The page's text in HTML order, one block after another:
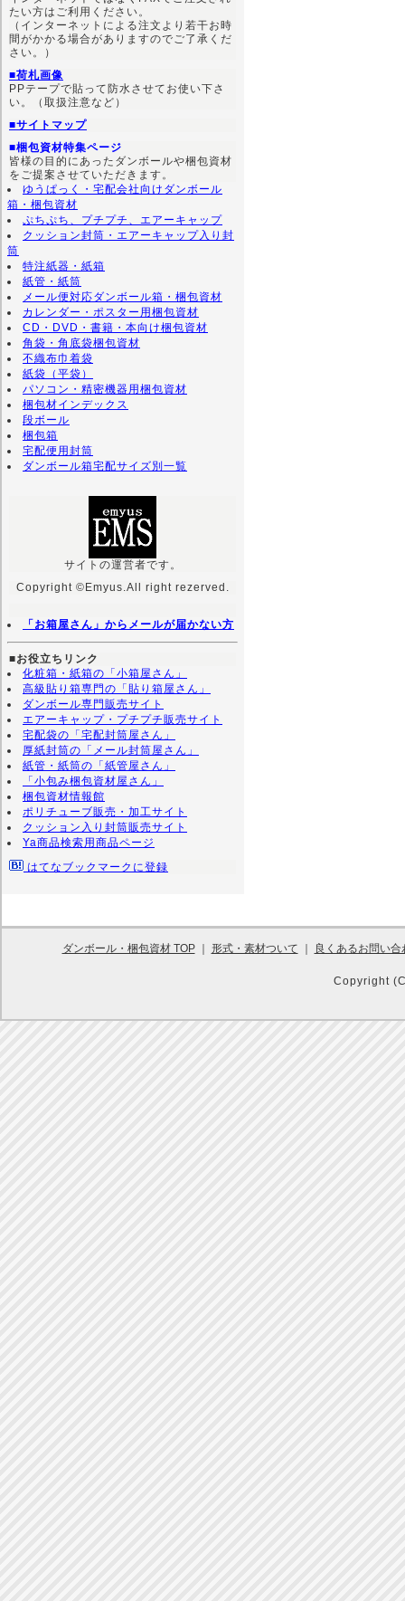
たい方はご利用ください。
（インターネットによる注文より若干お時
間がかかる場合がありますのでご了承くだ
さい。）
■荷札画像
PPテープで貼って防水させてお使い下さ
い。（取扱注意など）
■サイトマップ
■梱包資材特集ページ
皆様の目的にあったダンボールや梱包資材
をご提案させていただきます。
ゆうぱっく・宅配会社向けダンボール
箱・梱包資材
ぷちぷち、プチプチ、エアーキャップ
クッション封筒・エアーキャップ入り封
筒
特注紙器・紙箱
紙管・紙筒
メール便対応ダンボール箱・梱包資材
カレンダー・ポスター用梱包資材
CD・DVD・書籍・本向け梱包資材
角袋・角底袋梱包資材
不織布巾着袋
紙袋（平袋）
パソコン・精密機器用梱包資材
梱包材インデックス
段ボール
梱包箱
宅配便用封筒
ダンボール箱宅配サイズ別一覧
サイトの運営者です。
Copyright ©Emyus.All right rezerved.
「お箱屋さん」からメールが届かない方
■お役立ちリンク
化粧箱・紙箱の「小箱屋さん」
高級貼り箱専門の「貼り箱屋さん」
ダンボール専門販売サイト
エアーキャップ・プチプチ販売サイト
宅配袋の「宅配封筒屋さん」
厚紙封筒の「メール封筒屋さん」
紙管・紙筒の「紙管屋さん」
「小包み梱包資材屋さん」
梱包資材情報館
ポリチューブ販売・加工サイト
クッション入り封筒販売サイト
Ya商品検索用商品ページ
はてなブックマークに登録
ダンボール・梱包資材 TOP｜ 形式・素材ついて 良くあるお問い合
Copyright